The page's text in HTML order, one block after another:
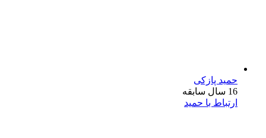
حمید پازکی
16 سال سابقه
ارتباط با حمید